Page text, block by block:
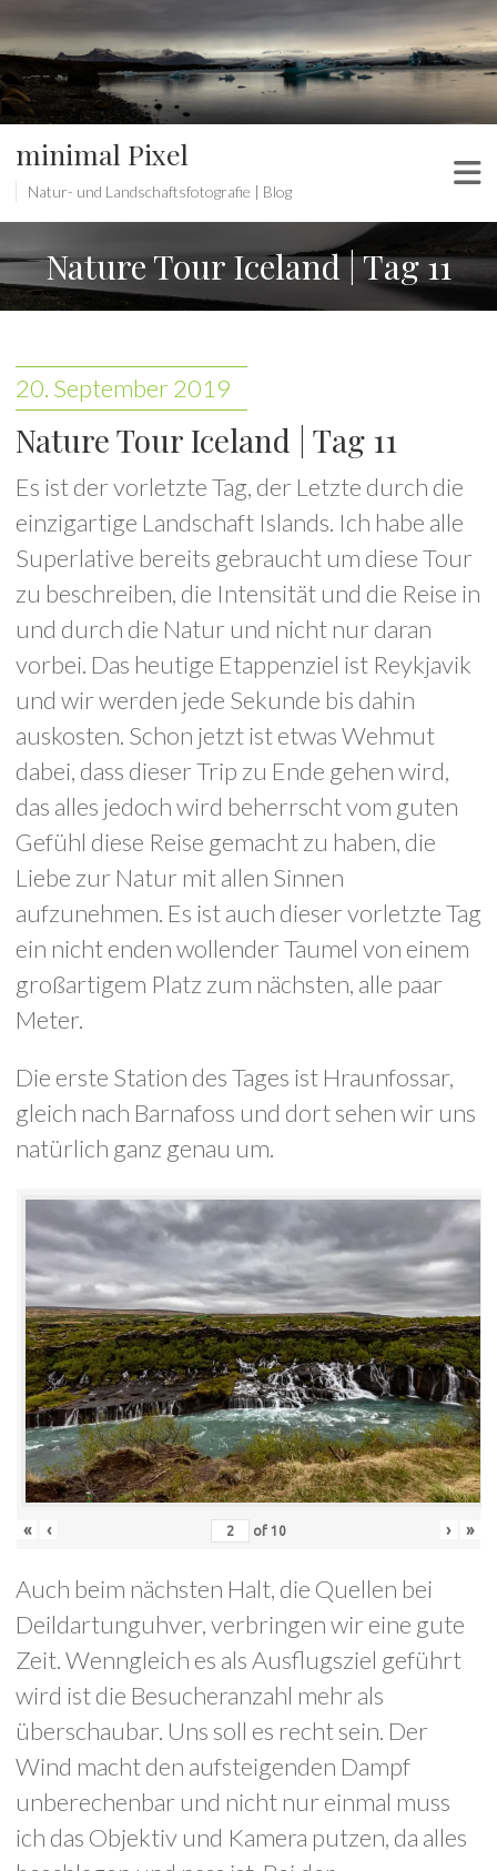
minimal Pixel
Natur- und Landschaftsfotografie | Blog
Nature Tour Iceland | Tag 11
20. September 2019
Nature Tour Iceland | Tag 11
Es ist der vorletzte Tag, der Letzte durch die
einzigartige Landschaft Islands. Ich habe alle
Superlative bereits gebraucht um diese Tour
zu beschreiben, die Intensität und die Reise in
und durch die Natur und nicht nur daran
vorbei. Das heutige Etappenziel ist Reykjavik
und wir werden jede Sekunde bis dahin
auskosten. Schon jetzt ist etwas Wehmut
dabei, dass dieser Trip zu Ende gehen wird,
das alles jedoch wird beherrscht vom guten
Gefühl diese Reise gemacht zu haben, die
Liebe zur Natur mit allen Sinnen
aufzunehmen. Es ist auch dieser vorletzte Tag
ein nicht enden wollender Taumel von einem
großartigem Platz zum nächsten, alle paar
Meter.
Die erste Station des Tages ist Hraunfossar,
gleich nach Barnafoss und dort sehen wir uns
natürlich ganz genau um.
« ‹ of 10 › »
Auch beim nächsten Halt, die Quellen bei
Deildartunguhver, verbringen wir eine gute
Zeit. Wenngleich es als Ausflugsziel geführt
wird ist die Besucheranzahl mehr als
überschaubar. Uns soll es recht sein. Der
Wind macht den aufsteigenden Dampf
unberechenbar und nicht nur einmal muss
ich das Objektiv und Kamera putzen, da alles